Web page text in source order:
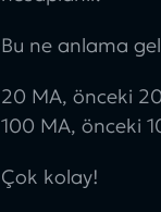
Bu ne anlama
20 MA, önceki
100 MA, önceki
Çok kolay!